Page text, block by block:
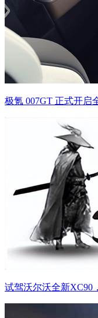
极氪 007GT 正式开启
试驾沃尔沃全新XC90